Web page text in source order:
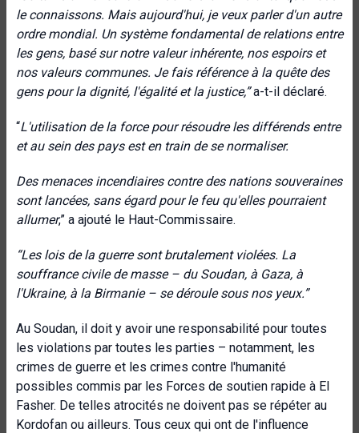
le connaissons. Mais aujourd'hui, je veux parler d'un autre
ordre mondial. Un système fondamental de relations entre
les gens, basé sur notre valeur inhérente, nos espoirs et
nos valeurs communes. Je fais référence à la quête des
gens pour la dignité, l'égalité et la justice,”a-t-il déclaré.
“L'utilisation de la force pour résoudre les différends entre
et au sein des pays est en train de se normaliser.
Des menaces incendiaires contre des nations souveraines
sont lancées, sans égard pour le feu qu'elles pourraient
allumer,” a ajouté le Haut-Commissaire.
“Les lois de la guerre sont brutalement violées. La
souffrance civile de masse – du Soudan, à Gaza, à
l'Ukraine, à la Birmanie – se déroule sous nos yeux.”
Au Soudan, il doit y avoir une responsabilité pour toutes
les violations par toutes les parties – notamment, les
crimes de guerre et les crimes contre l'humanité
possibles commis par les Forces de soutien rapide à El
Fasher. De telles atrocités ne doivent pas se répéter au
Kordofan ou ailleurs. Tous ceux qui ont de l'influence